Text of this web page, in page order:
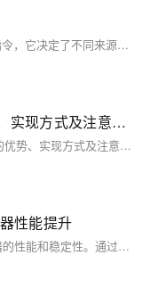
`variables_order` 是 PHP 配置中的一个关键指令，它决定了不同来源的变量被导入到全局变量空间的顺序。正确配置 `variables_order` 不仅可以确保变量的正确处理和覆盖顺序，还能提高应用程序的安全性。开发者应根据具体应用的需求，合理配置 `variables_order`，确保应用的稳定和安全运行。
Redis作为PHP缓存解决方案的优势、实现方式及注意事项。Redis凭借其高性能、丰富的数据结构、数据持久化和分布式支持等特点，在提升应用响应速度和处理能力方面表现突出
本文深入探讨了Redis作为PHP缓存解决方案的优势、实现方式及注意事项。Redis凭借其高性能、丰富的数据结构、数据持久化和分布式支持等特点，在提升应用响应速度和处理能力方面表现突出。文章还介绍了Redis在页面缓存、数据缓存和会话缓存等应用场景中的使用，并强调了缓存数据一致性、过期时间设置、容量控制和安全问题的重要性。
性能提升
优化PHP-FPM的参数配置可以显著提高服务器的性能和稳定性。通过合理设置 `pm.max_children`、`pm.start_servers`、`pm.min_spare_servers`、`pm.max_spare_servers`和 `pm.max_requests`等参数，并结合监控和调优措施，可以有效应对高并发和负载波动，确保Web应用程序的高效运行。希望本文提供的优化建议和配置示例能够帮助您实现服务器性能的提升。